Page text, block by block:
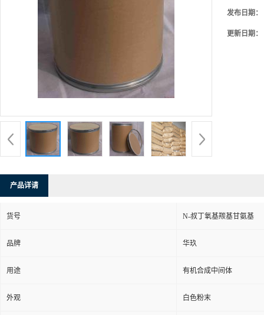
发布日期：
更新日期：
产品详请
货号 N-叔丁氧基羰基甘氨基
品牌 华玖
用途 有机合成中间体
外观 白色粉末